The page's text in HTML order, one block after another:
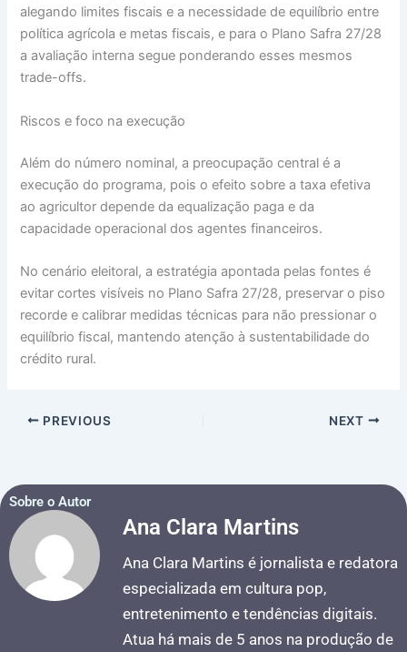
alegando limites fiscais e a necessidade de equilíbrio entre
política agrícola e metas fiscais, e para o Plano Safra 27/28
a avaliação interna segue ponderando esses mesmos
trade-offs.
Riscos e foco na execução
Além do número nominal, a preocupação central é a
execução do programa, pois o efeito sobre a taxa efetiva
ao agricultor depende da equalização paga e da
capacidade operacional dos agentes financeiros.
No cenário eleitoral, a estratégia apontada pelas fontes é
evitar cortes visíveis no Plano Safra 27/28, preservar o piso
recorde e calibrar medidas técnicas para não pressionar o
equilíbrio fiscal, mantendo atenção à sustentabilidade do
crédito rural.
PREVIOUS NEXT
Sobre o Autor
Ana Clara Martins
Ana Clara Martins é jornalista e redatora
especializada em cultura pop,
entretenimento e tendências digitais.
Atua há mais de 5 anos na produção de